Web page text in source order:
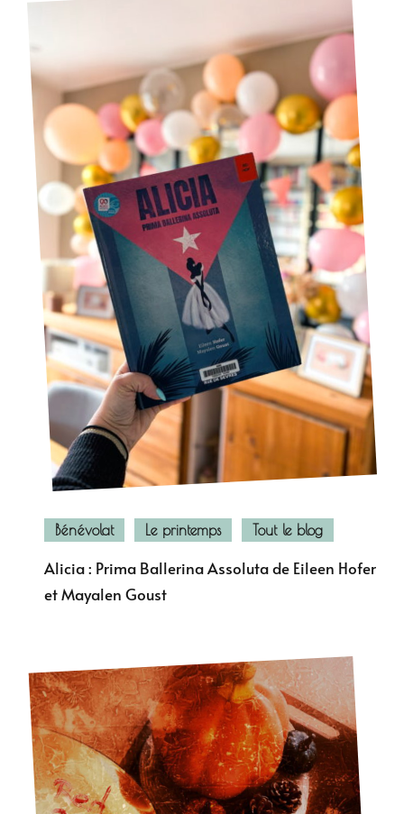
Bénévolat Le printemps Tout le blog
Alicia : Prima Ballerina Assoluta de Eileen Hofer
et Mayalen Goust